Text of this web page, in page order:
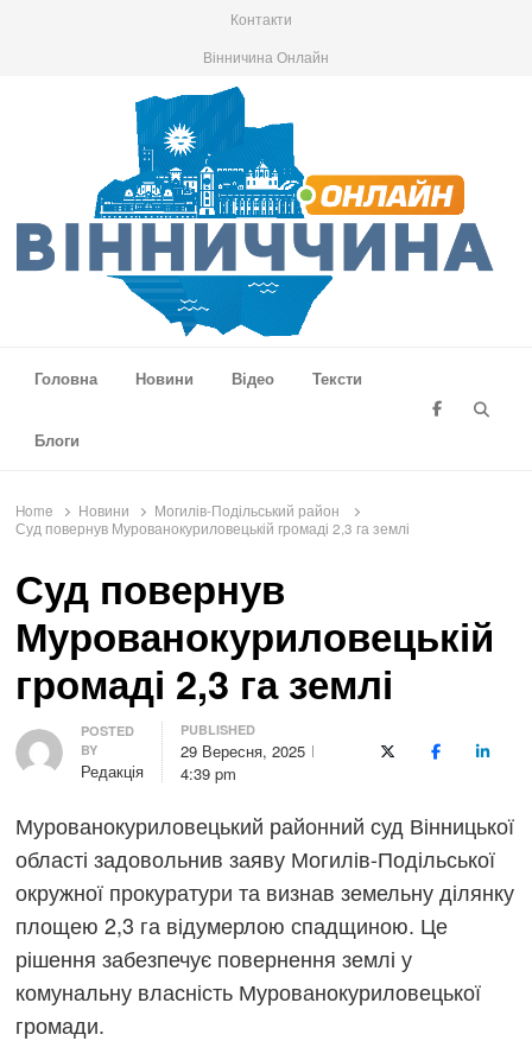
Контакти
Вінничина Онлайн
Головна
Новини Відео Тексти
Блоги
Home Новини
Могилів-Подільський район
Суд повернув Мурованокуриловецькій громаді 2,3 га землі
Суд повернув
Мурованокуриловецькій
громаді 2,3 га землі
Author
POSTED
BY
Редакція
PUBLISHED
29 Вересня, 2025
4:39 pm
X (Twitter)Facebook
Мурованокуриловецький районний суд Вінницької
області задовольнив заяву Могилів-Подільської
окружної прокуратури та визнав земельну ділянку
площею 2,3 га відумерлою спадщиною. Це
рішення забезпечує повернення землі у
комунальну власність Мурованокуриловецької
громади.